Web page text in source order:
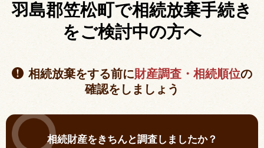
羽島郡笠松町で相続放棄手続き
をご検討中の方へ
相続放棄をする前に財産調査・相続順位の
確認をしましょう
相続財産をきちんと調査しましたか？